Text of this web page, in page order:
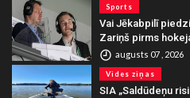
Sports
Vai Jēkabpilī
Zariņš pirms
augusts 07 , 2026
Vides ziņas
SIA „Saldūdeņu